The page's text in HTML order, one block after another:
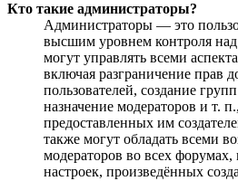
Кто такие администраторы?
Администраторы — это
высшим уровнем контроля
могут управлять всеми
включая разграничение прав
пользователей, создание
назначение модераторов и т.
предоставленных им
также могут обладать всеми
модераторов во всех форумах,
настроек, произведённых